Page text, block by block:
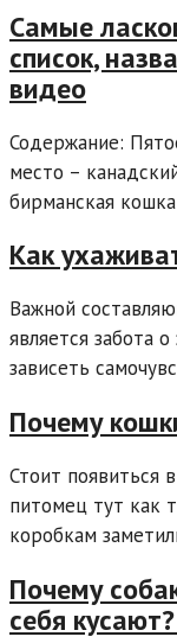
Самые
список,
видео
Содержание:
место –
бирманская
Как
Важной
является забота
зависеть
Почему
Стоит появиться
питомец тут как
коробкам
Почему
себя